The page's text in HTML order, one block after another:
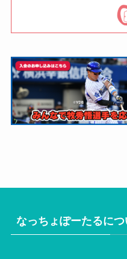
なっちょぽーたるにつ